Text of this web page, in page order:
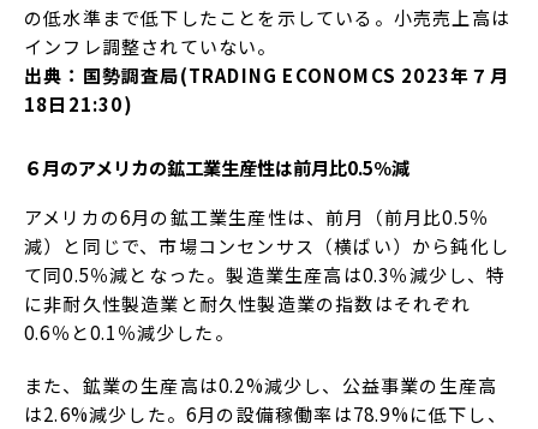
の低水準まで低下したことを示している。小売売上高は
インフレ調整されていない。
出典：国勢調査局(TRADING ECONOMCS 2023年７月
18日21:30)
６月のアメリカの鉱工業生産性は前月比0.5％減
アメリカの6月の鉱工業生産性は、前月（前月比0.5％
減）と同じで、市場コンセンサス（横ばい）から鈍化し
て同0.5％減となった。製造業生産高は0.3％減少し、特
に非耐久性製造業と耐久性製造業の指数はそれぞれ
0.6％と0.1％減少した。
また、鉱業の生産高は0.2%減少し、公益事業の生産高
は2.6%減少した。6月の設備稼働率は78.9%に低下し、